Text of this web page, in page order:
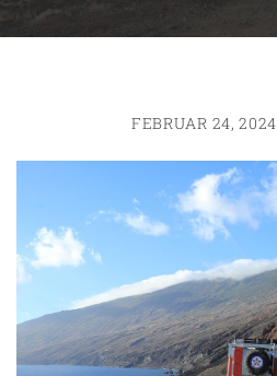
FEBRUAR 24, 2024